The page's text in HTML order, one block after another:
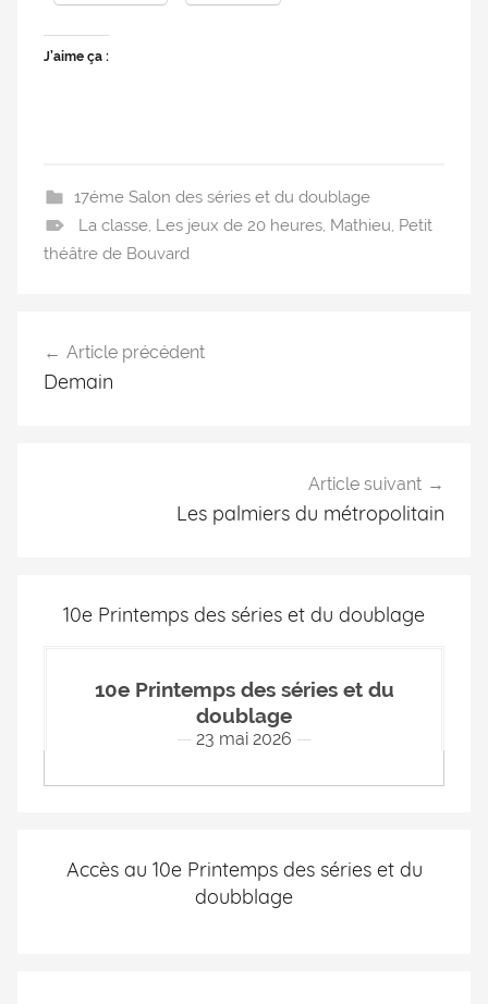
J’aime ça :
17éme Salon des séries et du doublage
La classe, Les jeux de 20 heures, Mathieu, Petit
théâtre de Bouvard
Article précédent
Demain
Article suivant
Les palmiers du métropolitain
10e Printemps des séries et du doublage
10e Printemps des séries et du
doublage
23 mai 2026
Accès au 10e Printemps des séries et du
doubblage